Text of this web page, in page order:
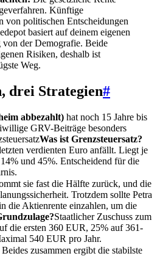
Künftige
von politischen Entscheidungen
basiert auf deinem eigenen
der Demografie. Beide
Risiken, deshalb ist
Weg.
drei Strategien#
abbezahlt) hat noch 15 Jahre bis
GRV-Beiträge besonders
Was ist Grenzsteuersatz?
verdienten Euro anfällt. Liegt je
und 45%. Entscheidend für die
sie fast die Hälfte zurück, und die
Trotzdem sollte Petra
die Aktienrente einzahlen, um die
Staatlicher Zuschuss zum
die ersten 360 EUR, 25% auf 361-
540 EUR pro Jahr.
zusammen ergibt die stabilste